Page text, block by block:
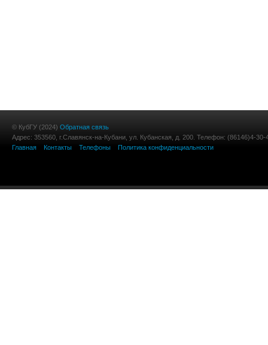
© КубГУ (2024) Обратная связь
Адрес: 353560, г.Славянск-на-Кубани, ул. Кубанская, д. 200. Телефон: (86146)4-30-
Главная
Контакты Телефоны Политика конфиденциальности